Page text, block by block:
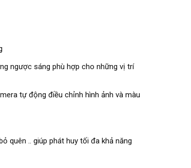
ngược sáng phù hợp cho những vị trí
tự động điều chỉnh hình ảnh và màu
quên .. giúp phát huy tối đa khả năng